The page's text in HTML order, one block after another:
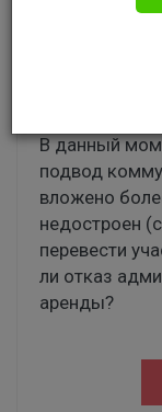
В данный
подвод
вложено
недостроен
перевести
ли отказ
аренды?